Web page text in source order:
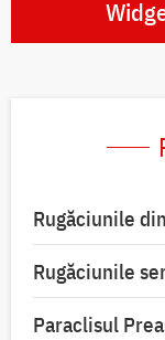
Rugăciunile
Rugăciunile
Paraclisul